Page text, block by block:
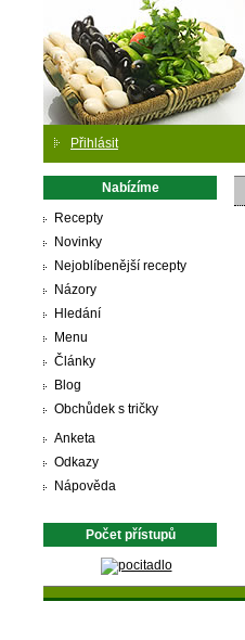
Přihlásit
Nabízíme
Recepty
Novinky
Nejoblíbenější recepty
Názory
Hledání
Menu
Články
Blog
Obchůdek s tričky
Anketa
Odkazy
Nápověda
Počet přístupů